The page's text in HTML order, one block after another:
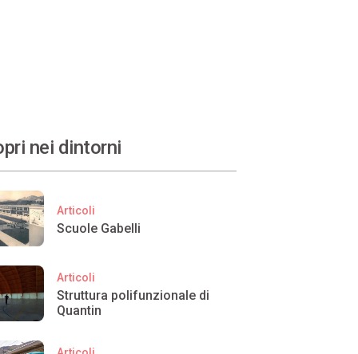
nei dintorni
Articoli
Scuole Gabelli
Articoli
Struttura polifunzionale di
Quantin